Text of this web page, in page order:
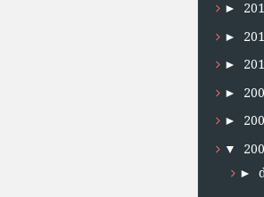
►
►
►
►
►
▼
►